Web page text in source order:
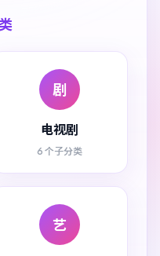
剧
电视剧
6 个子分类
艺